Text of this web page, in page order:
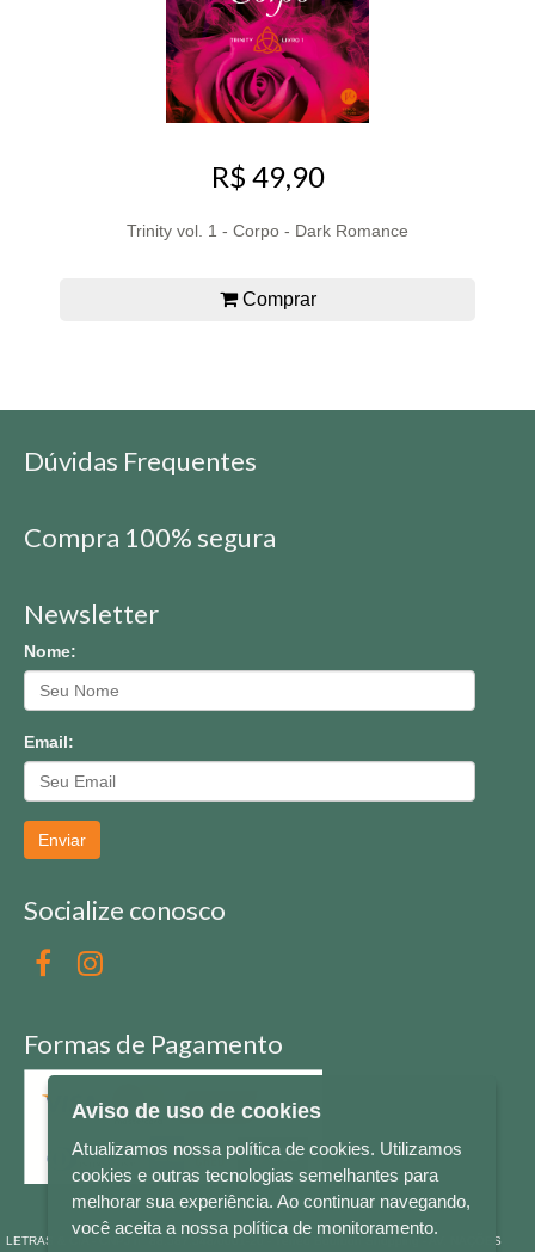
R$ 49,90
Trinity vol. 1 - Corpo - Dark Romance
Comprar
Dúvidas Frequentes
Compra 100% segura
Newsletter
Nome:
Email:
Enviar
Socialize conosco
Formas de Pagamento
LETRAS & CIA - CNPJ n° 88.587.548/0001-20 - Térreo Bourbon Shopping - AV. NAÇÕES
Aviso de uso de cookies
Atualizamos nossa política de cookies. Utilizamos
cookies e outras tecnologias semelhantes para
melhorar sua experiência. Ao continuar navegando,
você aceita a nossa política de monitoramento.